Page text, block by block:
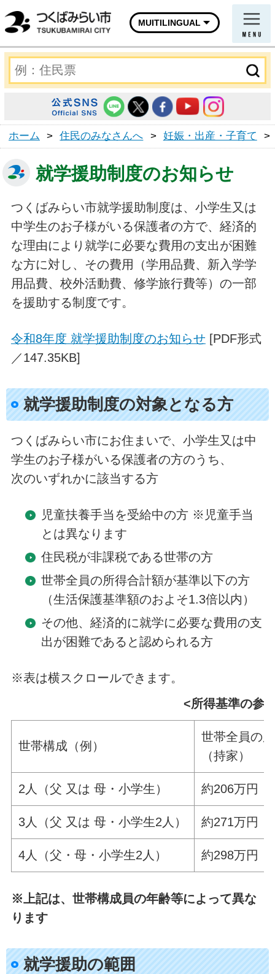
MUITILINGUAL
ホーム > 住民のみなさんへ > 妊娠・出産・子育て >
就学援助制度のお知らせ
つくばみらい市就学援助制度は、小学生又は
中学生のお子様がいる保護者の方で、経済的
な理由により就学に必要な費用の支出が困難
な方に対し、その費用（学用品費、新入学学
用品費、校外活動費、修学旅行費等）の一部
を援助する制度です。
令和8年度 就学援助制度のお知らせ[PDF形式
／147.35KB]
就学援助制度の対象となる方
つくばみらい市にお住まいで、小学生又は中
学生のお子様がいる保護者の方のうち、
次のいずれかに該当する方
児童扶養手当を受給中の方 ※児童手当
とは異なります
住民税が非課税である世帯の方
世帯全員の所得合計額が基準以下の方
（生活保護基準額のおよそ1.3倍以内）
その他、経済的に就学に必要な費用の支
出が困難であると認められる方
※表は横スクロールできます。
<所得基準の参
世帯構成（例）
世帯全員の
（持家）
2人（父 又は 母・小学生） 約206万円
3人（父 又は 母・小学生2人） 約271万円
4人（父・母・小学生2人） 約298万円
※上記は、世帯構成員の年齢等によって異な
ります
就学援助の範囲